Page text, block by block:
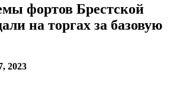
фортов Брестской
на торгах за базовую
2023